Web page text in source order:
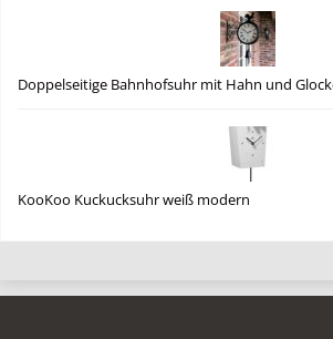
Doppelseitige Bahnhofsuhr mit Hahn und
KooKoo Kuckucksuhr weiß modern